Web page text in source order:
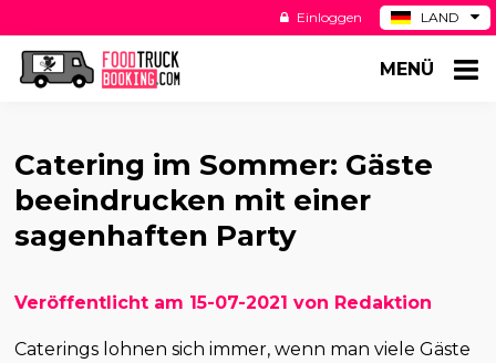
LAND
ES
Einloggen
MENÜ
Catering im Sommer: Gäste
beeindrucken mit einer
sagenhaften Party
Veröffentlicht am 15-07-2021 von Redaktion
Caterings lohnen sich immer, wenn man viele Gäste